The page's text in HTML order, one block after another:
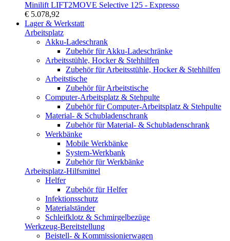
Minilift LIFT2MOVE Selective 125 - Expresso
€ 5.078,92
Lager & Werkstatt
Arbeitsplatz
Akku-Ladeschrank
Zubehör für Akku-Ladeschränke
Arbeitsstühle, Hocker & Stehhilfen
Zubehör für Arbeitsstühle, Hocker & Stehhilfen
Arbeitstische
Zubehör für Arbeitstische
Computer-Arbeitsplatz & Stehpulte
Zubehör für Computer-Arbeitsplatz & Stehpulte
Material- & Schubladenschrank
Zubehör für Material- & Schubladenschrank
Werkbänke
Mobile Werkbänke
System-Werkbank
Zubehör für Werkbänke
Arbeitsplatz-Hilfsmittel
Helfer
Zubehör für Helfer
Infektionsschutz
Materialständer
Schleifklotz & Schmirgelbezüge
Werkzeug-Bereitstellung
Beistell- & Kommissionierwagen